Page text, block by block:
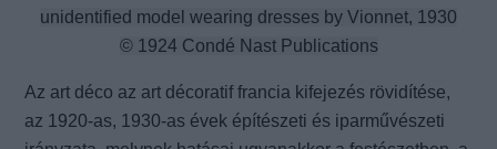
unidentified model wearing dresses by Vionnet, 1930
© 1924 Condé Nast Publications
Az art déco az art décoratif francia kifejezés rövidítése,
az 1920-as, 1930-as évek építészeti és iparművészeti